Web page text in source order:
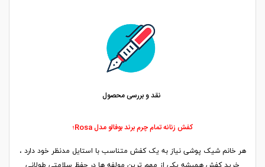
نقد و بررسی محصول
کفش زنانه تمام چرم برند بوفالو مدل Rosa؛
هر خانم شیک پوشی نیاز به یک کفش متناسب با استایل مدنظر خود دارد ،